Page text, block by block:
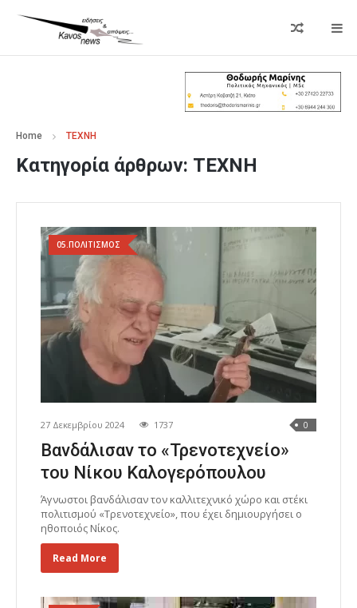
Home ΤΕΧΝΗ
Κατηγορία άρθρων: ΤΕΧΝΗ
05.ΠΟΛΙΤΙΣΜΟΣ
27 Δεκεμβρίου 2024 1737 0
Βανδάλισαν το «Τρενοτεχνείο»
του Νίκου Καλογερόπουλου
Άγνωστοι βανδάλισαν τον καλλιτεχνικό χώρο και στέκι
πολιτισμού «Τρενοτεχνείο», που έχει δημιουργήσει ο
ηθοποιός Νίκος.
Read More